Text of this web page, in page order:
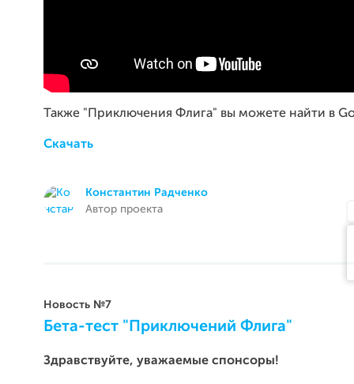
Также "Приключения Флига" вы можете найти в
Скачать
Константин Радченко
Автор проекта
Новость №7
Бета-тест "Приключений Флига"
Здравствуйте, уважаемые спонсоры!